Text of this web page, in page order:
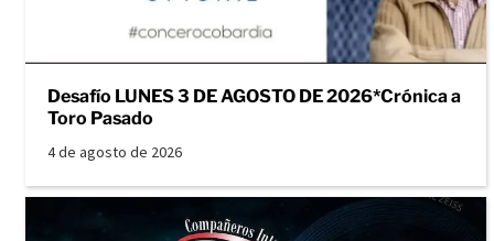
Desafío LUNES 3 DE AGOSTO DE 2026*Crónica a
Toro Pasado
4 de agosto de 2026